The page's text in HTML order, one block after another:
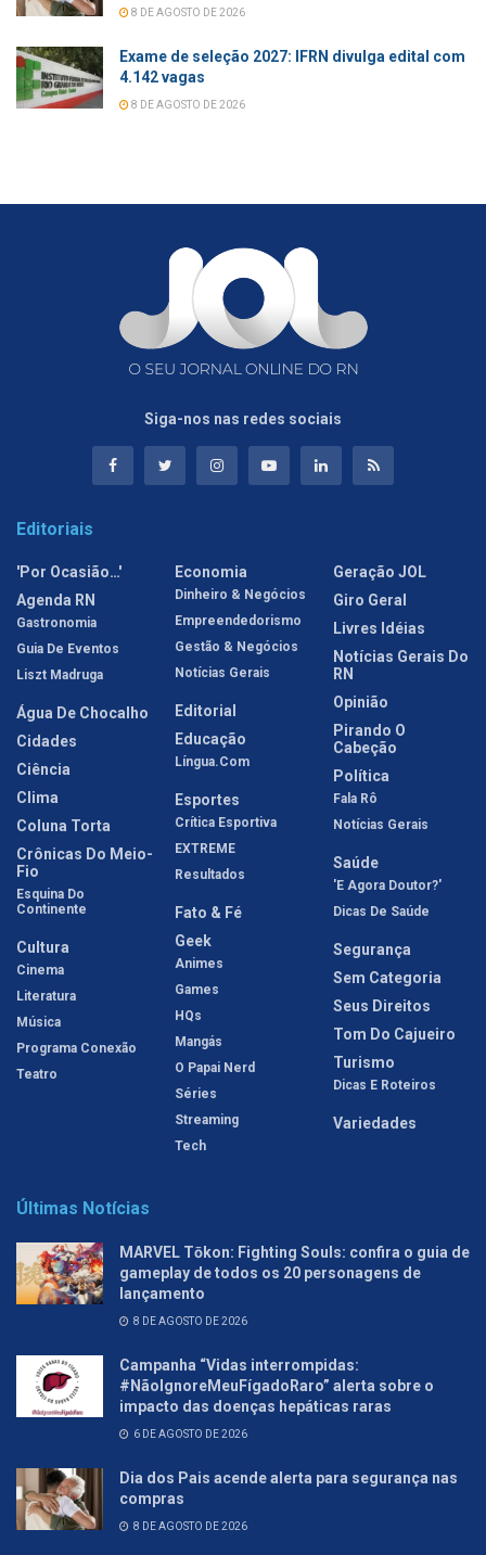
8 DE AGOSTO DE 2026
Exame de seleção 2027: IFRN divulga edital com
4.142 vagas
8 DE AGOSTO DE 2026
Siga-nos nas redes sociais
Editoriais
'Por Ocasião…'
Agenda RN
Gastronomia
Guia De Eventos
Liszt Madruga
Água De Chocalho
Cidades
Ciência
Clima
Coluna Torta
Crônicas Do Meio-
Fio
Esquina Do
Continente
Cultura
Cinema
Literatura
Música
Programa Conexão
Teatro
Economia
Dinheiro & Negócios
Empreendedorismo
Gestão & Negócios
Notícias Gerais
Editorial
Educação
Língua.com
Esportes
Crítica Esportiva
EXTREME
Resultados
Fato & Fé
Geek
Animes
Games
HQs
Mangás
O Papai Nerd
Séries
Streaming
Tech
Geração JOL
Giro Geral
Livres Idéias
Notícias Gerais Do
RN
Opinião
Pirando O
Cabeção
Política
Fala Rô
Notícias Gerais
Saúde
'E Agora Doutor?'
Dicas De Saúde
Segurança
Sem Categoria
Seus Direitos
Tom Do Cajueiro
Turismo
Dicas E Roteiros
Variedades
Últimas Notícias
MARVEL Tōkon: Fighting Souls: confira o guia de
gameplay de todos os 20 personagens de
lançamento
8 DE AGOSTO DE 2026
Campanha “Vidas interrompidas:
#NãoIgnoreMeuFígadoRaro” alerta sobre o
impacto das doenças hepáticas raras
6 DE AGOSTO DE 2026
Dia dos Pais acende alerta para segurança nas
compras
8 DE AGOSTO DE 2026